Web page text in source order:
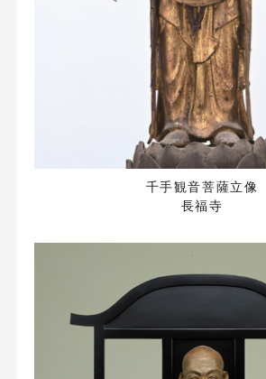
千手観音菩薩立像
長福寺